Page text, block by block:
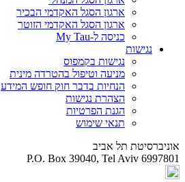
ארגון הסגל האקדמי הבכיר
ארגון הסגל האקדמי הזוטר
כניסה ל-My Tau
נגישות
נגישות בקמפוס
מניעה וטיפול בהטרדה מינית
הנחיות בדבר חוק חופש המידע
הצהרת נגישות
הגנת הפרטיות
תנאי שימוש
אוניברסיטת תל אביב
P.O. Box 39040, Tel Aviv 6997801